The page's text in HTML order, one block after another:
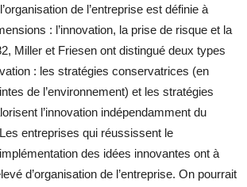
de l’entreprise est définie à
: l’innovation, la prise de risque et la
Miller et Friesen ont distingué deux types
: les stratégies conservatrices (en
de l’environnement) et les stratégies
l’innovation indépendamment du
entreprises qui réussissent le
des idées innovantes ont à
d’organisation de l’entreprise. On pourrait